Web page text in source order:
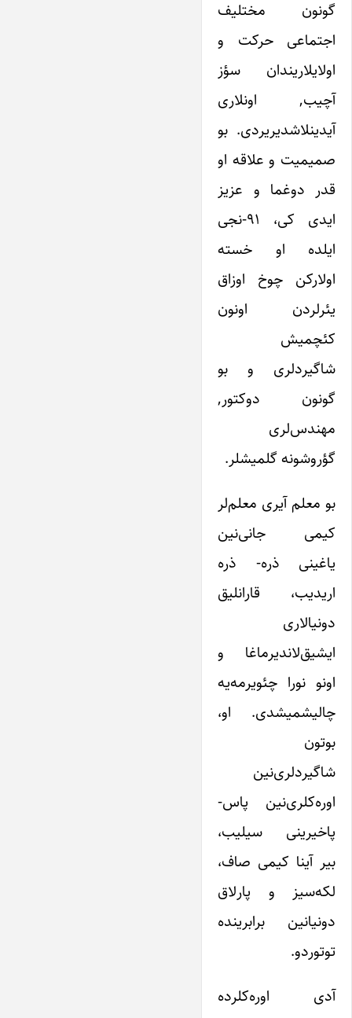
گونون مختلیف
اجتماعی حرکت و
اولایلاریندان سؤز
آچیب, اونلاری
آیدینلاشدیریردی. بو
صمیمیت و علاقه او
قدر دوغما و عزیز
ایدی کی، ۹۱-نجی
ایلده او خسته
اولارکن چوخ اوزاق
یئرلردن اونون
کئچمیش
شاگیردلری و بو
گونون دوکتور,
مهندس‌لری
گؤروشونه گلمیشلر.
بو معلم آیری معلم‌لر
کیمی جانی‌نین
یاغینی ذره- ذره
اریدیب، قارانلیق
دونیالاری
ایشیق‌لاندیرماغا و
اونو نورا چئویرمه‌یه
چالیشمیشدی. او،
بوتون
شاگیردلری‌نین
اوره‌کلری‌نین پاس-
پاخیرینی سیلیب،
بیر آینا کیمی صاف،
لکه‌سیز و پارلاق
دونیانین برابرینده
توتوردو.
آدی اوره‌کلرده